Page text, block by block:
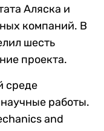
Аляска и
компаний. В
шесть
проекта.
среде
работы.
and